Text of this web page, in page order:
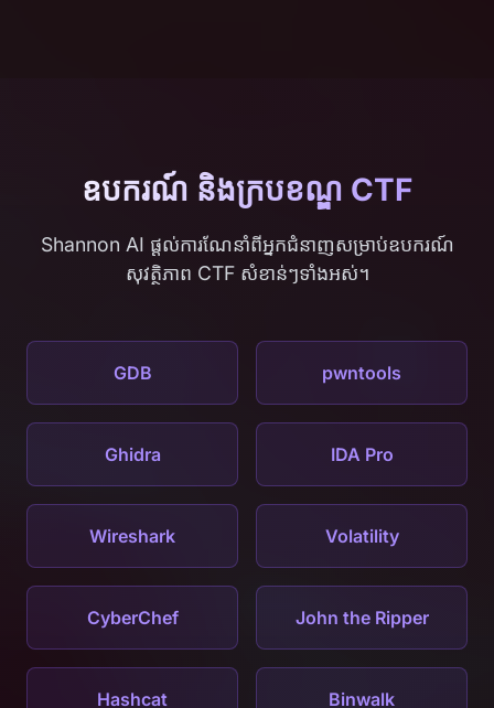
ឧបករណ៍ និងក្របខណ្ឌ CTF
Shannon AI ផ្តល់ការណែនាំពីអ្នកជំនាញសម្រាប់ឧបករណ៍
សុវត្ថិភាព CTF សំខាន់ៗទាំងអស់។
GDB pwntools
Ghidra IDA Pro
Wireshark Volatility
CyberChef John the Ripper
Hashcat Binwalk